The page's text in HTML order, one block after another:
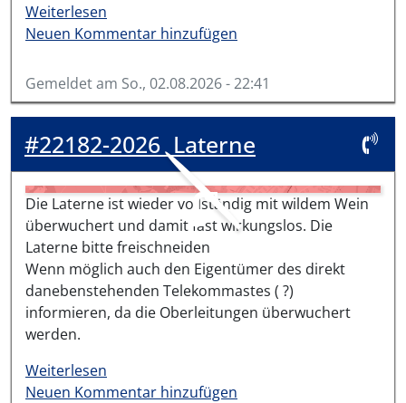
Weiterlesen
Neuen Kommentar hinzufügen
Gemeldet am So., 02.08.2026 - 22:41
#22182-2026Laterne
Die Laterne ist wieder vollständig mit wildem Wein
überwuchert und damit fast wirkungslos. Die
Laterne bitte freischneiden
Wenn möglich auch den Eigentümer des direkt
danebenstehenden Telekommastes ( ?)
informieren, da die Oberleitungen überwuchert
werden.
Weiterlesen
Neuen Kommentar hinzufügen